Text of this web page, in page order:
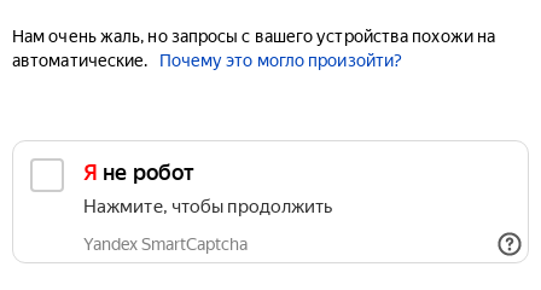
Нам очень жаль, но запросы с вашего устройства похожи на
автоматические.
Почему это могло произойти?
Я не робот
Нажмите, чтобы продолжить
Yandex SmartCaptcha